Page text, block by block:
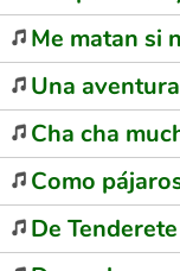
Me matan si
Una
Cha cha
Como
De Tenderete